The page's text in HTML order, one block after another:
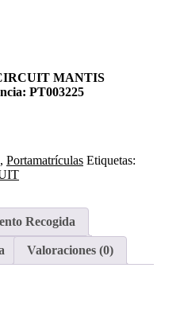
MANTIS
PT003225
, Portamatrículas Etiquetas:
Recogida
Valoraciones (0)